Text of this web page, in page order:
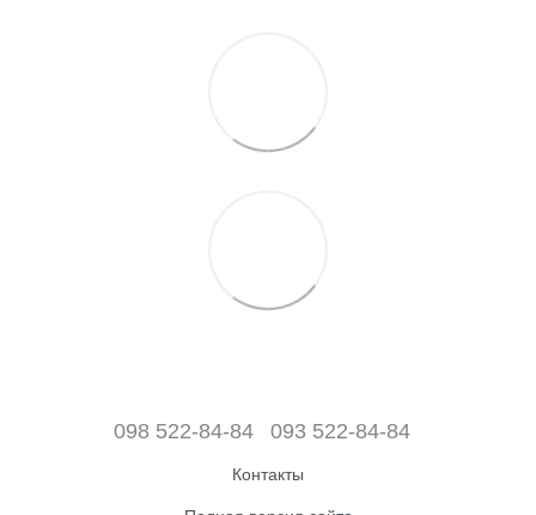
098 522-84-84 093 522-84-84
Контакты